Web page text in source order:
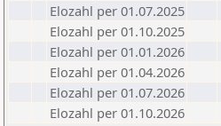
Elozahl per 01.07.2025
Elozahl per 01.10.2025
Elozahl per 01.01.2026
Elozahl per 01.04.2026
Elozahl per 01.07.2026
Elozahl per 01.10.2026